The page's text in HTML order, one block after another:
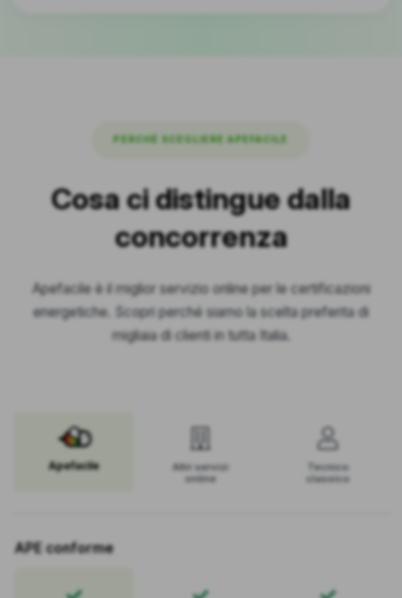
PERCHÉ SCEGLIERE APEFACILE
Cosa ci distingue dalla
concorrenza
Apefacile è il miglior servizio online per le certificazioni
energetiche. Scopri perché siamo la scelta preferita di
migliaia di clienti in tutta Italia.
Apefacile
Altri servizi
online
Tecnico
classico
APE conforme